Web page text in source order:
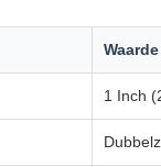
Waarde
1 Inch